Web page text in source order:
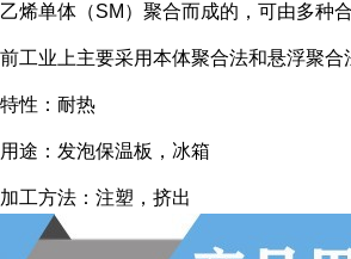
乙烯单体（SM）聚合而成的，可由多种
前工业上主要采用本体聚合法和悬浮聚合
特性：耐热
用途：发泡保温板，冰箱
加工方法：注塑，挤出